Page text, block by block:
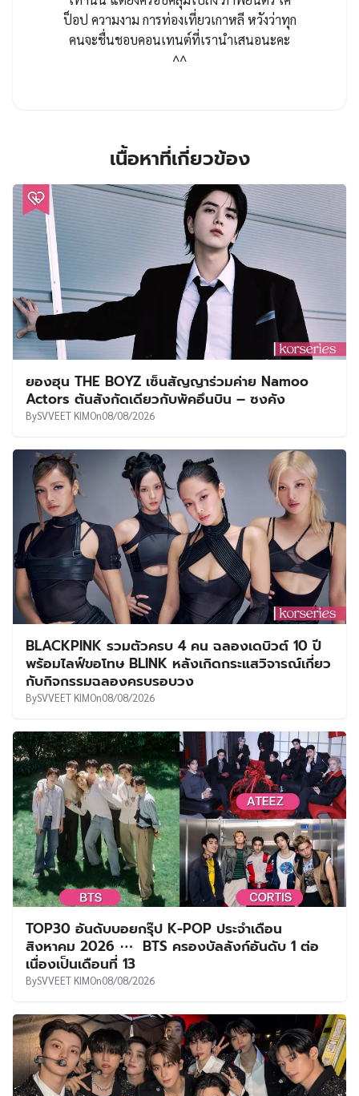
ป็อป ความงาม การท่องเที่ยวเกาหลี หวังว่าทุก
คนจะชื่นชอบคอนเทนต์ที่เรานำเสนอนะคะ
^^
เนื้อหาที่เกี่ยวข้อง
ยองฮุน THE BOYZ เซ็นสัญญาร่วมค่าย Namoo
Actors ต้นสังกัดเดียวกับพัคอึนบิน – ซงคัง
BySVVEET KIMOn08/08/2026
BLACKPINK รวมตัวครบ 4 คน ฉลองเดบิวต์ 10 ปี
พร้อมไลฟ์ขอโทษ BLINK หลังเกิดกระแสวิจารณ์เกี่ยว
กับกิจกรรมฉลองครบรอบวง
BySVVEET KIMOn08/08/2026
TOP30 อันดับบอยกรุ๊ป K-POP ประจำเดือน
สิงหาคม 2026 ⋯ BTS ครองบัลลังก์อันดับ 1 ต่อ
เนื่องเป็นเดือนที่ 13
BySVVEET KIMOn08/08/2026